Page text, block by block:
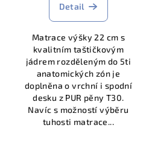
Detail
Matrace výšky 22 cm s
kvalitním taštičkovým
jádrem rozděleným do 5ti
anatomických zón je
doplněna o vrchní i spodní
desku z PUR pěny T30.
Navíc s možností výběru
tuhosti matrace...